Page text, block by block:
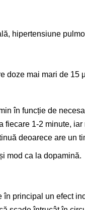
hipertensiune
doze mai mari de 15
în funcție de
1-2 minute,
deoarece are un
mod ca la dopamină.
principal un efect